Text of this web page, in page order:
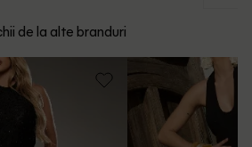
de la alte branduri